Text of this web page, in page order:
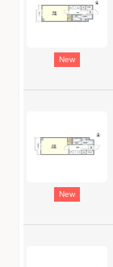
New
New